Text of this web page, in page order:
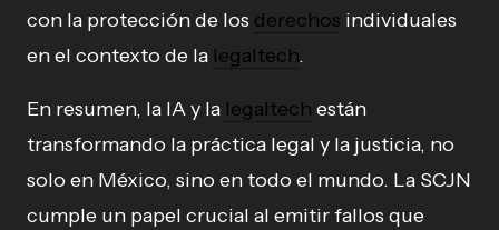
con la protección de los derechos individuales
en el contexto de la legaltech.
En resumen, la IA y la legaltech están
transformando la práctica legal y la justicia, no
solo en México, sino en todo el mundo. La SCJN
cumple un papel crucial al emitir fallos que